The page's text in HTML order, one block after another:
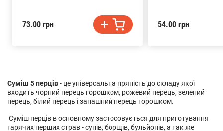
Суміш 5 перців- це універсальна пряність до складу якої
входить чорний перець горошком, рожевий перець, зелений
перець, білий перець і запашний перець горошком.
Суміш перців в основному застосовується для приготування
гарячих перших страв - супів, борщів, бульйонів, а так же
73.00 грн 54.00 грн